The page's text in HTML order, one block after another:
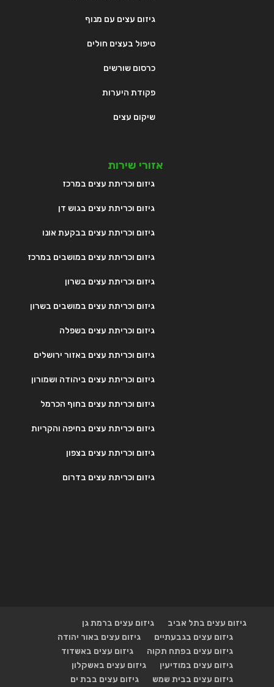
גיזום עצים עם מנוף
טיפול בעצים חולים
כרסום שורשים
פקודת היערות
שיקום עצים
אזורי שירות
גיזום וכריתת עצים במרכז
גיזום וכריתת עצים בגוש דן
גיזום וכריתת עצים בבקעת אונו
גיזום וכריתת עצים במושבים במרכז
גיזום וכריתת עצים בשרון
גיזום וכריתת עצים במושבים בשרון
גיזום וכריתת עצים בשפלה
גיזום וכריתת עצים באזור ירושלים
גיזום וכריתת עצים ביהודה ושמורון
גיזום וכריתת עצים בחוף הכרמל
גיזום וכריתת עצים בחיפה והקריות
גיזום וכריתת עצים בצפון
גיזום וכריתת עצים בדרום
גיזום עצים בתל אביב
גיזום עצים ברמת גן
גיזום עצים בגבעתיים
גיזום עצים באור יהודה
גיזום עצים בפתח תקוה
גיזום עצים באשדוד
גיזום עצים במודיעין
גיזום עצים באשקלון
גיזום עצים בבית שמש
גיזום עצים בבת ים